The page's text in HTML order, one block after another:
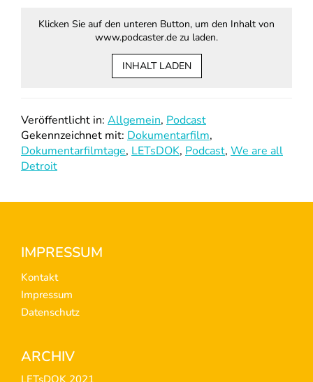
Klicken Sie auf den unteren Button, um den Inhalt von
www.podcaster.de zu laden.
INHALT LADEN
Veröffentlicht in: Allgemein, Podcast
Gekennzeichnet mit: Dokumentarfilm,
Dokumentarfilmtage, LETsDOK, Podcast, We are all
Detroit
Footer
IMPRESSUM
Kontakt
Impressum
Datenschutz
ARCHIV